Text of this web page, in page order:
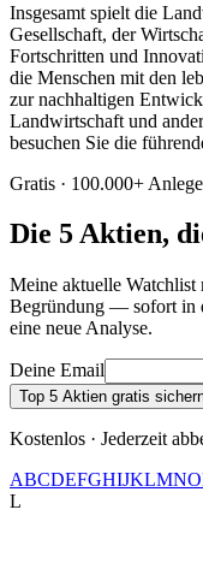
Insgesamt spielt die
Gesellschaft, der
Fortschritten und
die Menschen mit den
zur nachhaltigen
Landwirtschaft und
besuchen Sie die
Gratis · 100.000+
Die 5 Aktien,
Meine aktuelle
Begründung — sofort in
eine neue Analyse.
Deine Email
Top 5 Aktien gratis
Kostenlos · Jederzeit
ABCDEFGHIJKLMNO
L